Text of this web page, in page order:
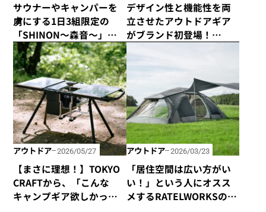
サウナーやキャンパーを
虜にする1日3組限定の
「SHINON〜森音〜」が
千葉県館山市にオープ
ン！
デザイン性と機能性を両
立させたアウトドアギア
がブランド初登場！
「AS2OV」のコットテン
トがあればキャンプサイ
トが快適でスタイリッ
シュに！
アウトドア 2026/05/27
【まさに理想！】TOKYO
CRAFTから、「こんな
キャンプギア欲しかっ
アウトドア 2026/03/23
「居住空間は広い方がい
い！」という人にオスス
メするRATELWORKSの新